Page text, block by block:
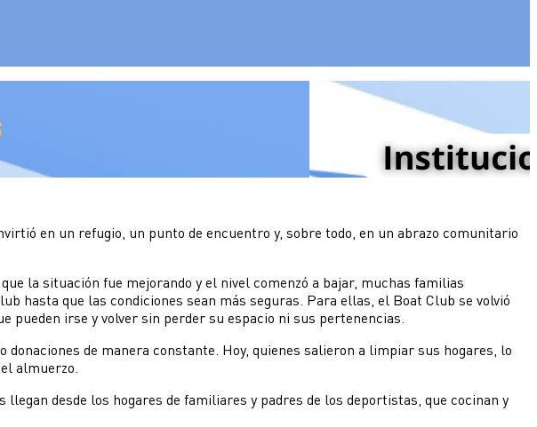
en un refugio, un punto de encuentro y, sobre todo, en un abrazo comunitario
la situación fue mejorando y el nivel comenzó a bajar, muchas familias
hasta que las condiciones sean más seguras. Para ellas, el Boat Club se volvió
pueden irse y volver sin perder su espacio ni sus pertenencias.
de manera constante. Hoy, quienes salieron a limpiar sus hogares, lo
almuerzo.
desde los hogares de familiares y padres de los deportistas, que cocinan y